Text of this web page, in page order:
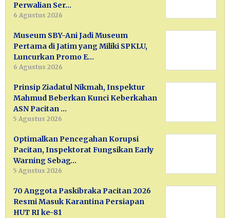
Perwalian Ser…
6 Agustus 2026
Museum SBY-Ani Jadi Museum
Pertama di Jatim yang Miliki SPKLU,
Luncurkan Promo E…
6 Agustus 2026
Prinsip Ziadatul Nikmah, Inspektur
Mahmud Beberkan Kunci Keberkahan
ASN Pacitan …
5 Agustus 2026
Optimalkan Pencegahan Korupsi
Pacitan, Inspektorat Fungsikan Early
Warning Sebag…
5 Agustus 2026
70 Anggota Paskibraka Pacitan 2026
Resmi Masuk Karantina Persiapan
HUT RI ke-81